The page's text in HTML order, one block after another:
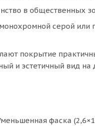
в общественных
серой или
покрытие
и эстетичный вид на
фаска